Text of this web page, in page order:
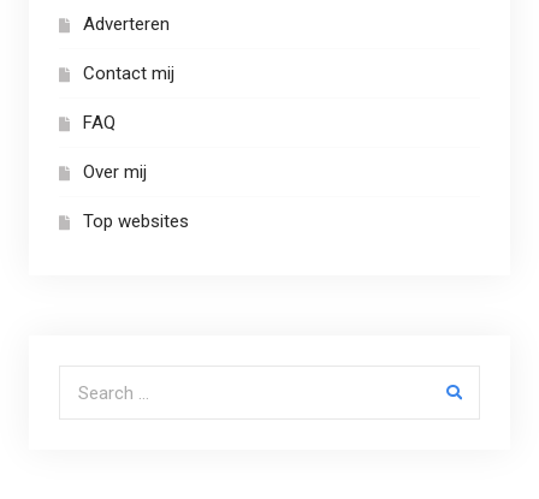
Adverteren
Contact mij
FAQ
Over mij
Top websites